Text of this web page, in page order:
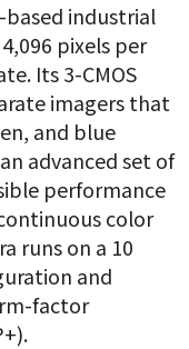
based industrial
pixels per
Its 3-CMOS
imagers that
and blue
advanced set of
performance
color
runs on a 10
and
factor